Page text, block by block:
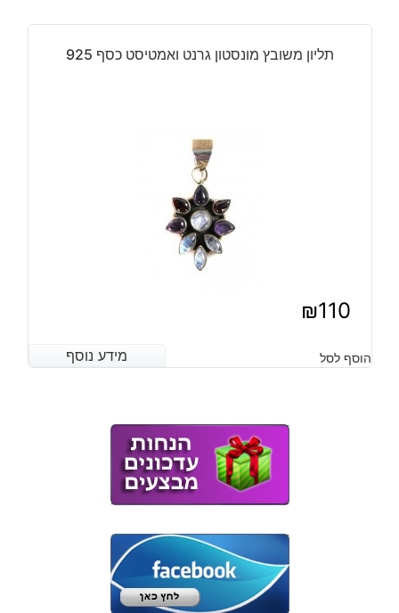
היה:
₪120.
הוא:
₪90.
תליון משובץ מונסטון גרנט ואמטיסט כסף 925
₪110
מידע נוסף הוסף לסל מידע נוסף